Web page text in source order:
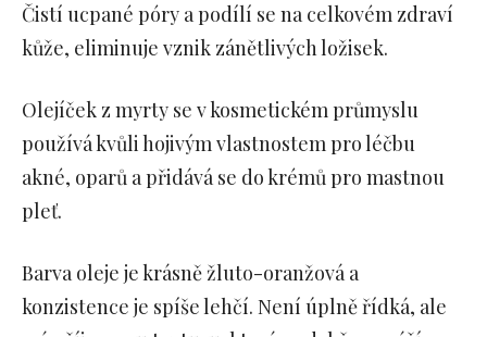
Čistí ucpané póry a podílí se na celkovém zdraví
kůže, eliminuje vznik zánětlivých ložisek.
Olejíček z myrty se v kosmetickém průmyslu
používá kvůli hojivým vlastnostem pro léčbu
akné, oparů a přidává se do krémů pro mastnou
pleť.
Barva oleje je krásně žluto-oranžová a
konzistence je spíše lehčí. Není úplně řídká, ale